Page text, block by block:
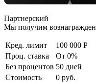
Партнерский
Мы получим
Кред. лимит
100 000 Р
Проц. ставка
От 0%
Без процентов 50 дней
Стоимость
0 руб.